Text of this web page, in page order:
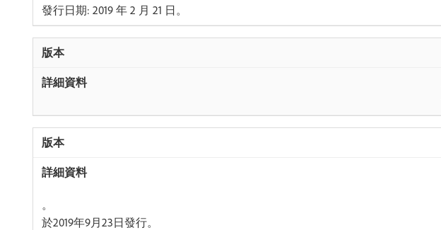
發行日期: 2019 年 2 月 21 日。
。
於2019年9月23日發行。